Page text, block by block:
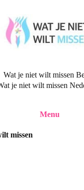
Wat je niet wilt missen
je niet wilt missen
Menu
missen